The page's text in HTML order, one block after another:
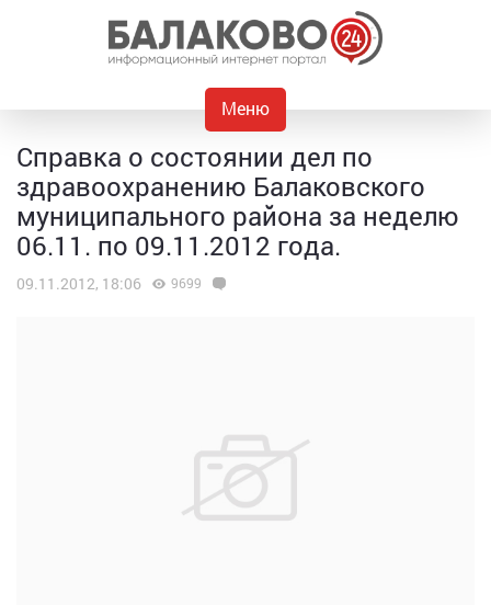
Меню
Справка о состоянии дел по
здравоохранению Балаковского
муниципального района за неделю
06.11. по 09.11.2012 года.
09.11.2012, 18:06 9699